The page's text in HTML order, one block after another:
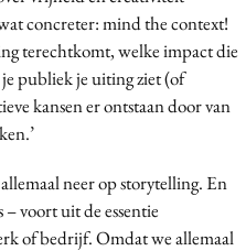
concreter: mind the context!
terechtkomt, welke impact die
publiek je uiting ziet (of
kansen er ontstaan door van
neer op storytelling. En
voort uit de essentie
of bedrijf. Omdat we allemaal